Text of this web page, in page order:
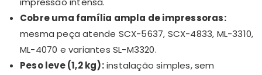
Cobre uma família ampla de impressoras:
mesma peça atende SCX-5637, SCX-4833, ML-3310,
ML-4070 e variantes SL-M3320.
Peso leve (1,2 kg):instalação simples, sem